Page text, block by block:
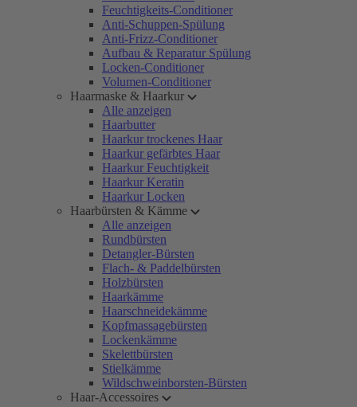
Feuchtigkeits-Conditioner
Anti-Schuppen-Spülung
Anti-Frizz-Conditioner
Aufbau & Reparatur Spülung
Locken-Conditioner
Volumen-Conditioner
Haarmaske & Haarkur
Alle anzeigen
Haarbutter
Haarkur trockenes Haar
Haarkur gefärbtes Haar
Haarkur Feuchtigkeit
Haarkur Keratin
Haarkur Locken
Haarbürsten & Kämme
Alle anzeigen
Rundbürsten
Detangler-Bürsten
Flach- & Paddelbürsten
Holzbürsten
Haarkämme
Haarschneidekämme
Kopfmassagebürsten
Lockenkämme
Skelettbürsten
Stielkämme
Wildschweinborsten-Bürsten
Haar-Accessoires